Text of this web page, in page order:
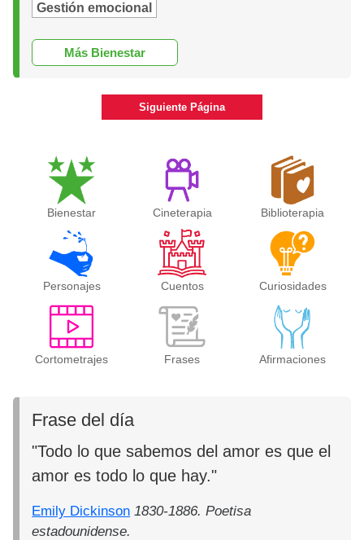
Gestión emocional
Más Bienestar
Siguiente Página
Bienestar Cineterapia Biblioterapia
Personajes Cuentos Curiosidades
Cortometrajes Frases Afirmaciones
Frase del día
"Todo lo que sabemos del amor es que el
amor es todo lo que hay."
Emily Dickinson 1830-1886. Poetisa
estadounidense.